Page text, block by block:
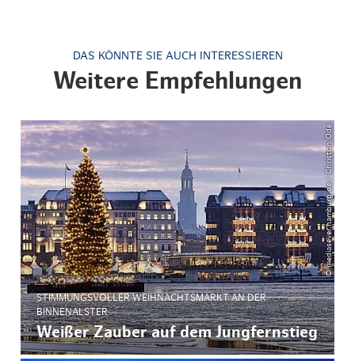
DAS KÖNNTE SIE AUCH INTERESSIEREN
Weitere Empfehlungen
© mediasever.hamburg.de / Christian Ode
STIMMUNGSVOLLER WEIHNACHTSMARKT AN DER
BINNENALSTER
Weißer Zauber auf dem Jungfernstieg